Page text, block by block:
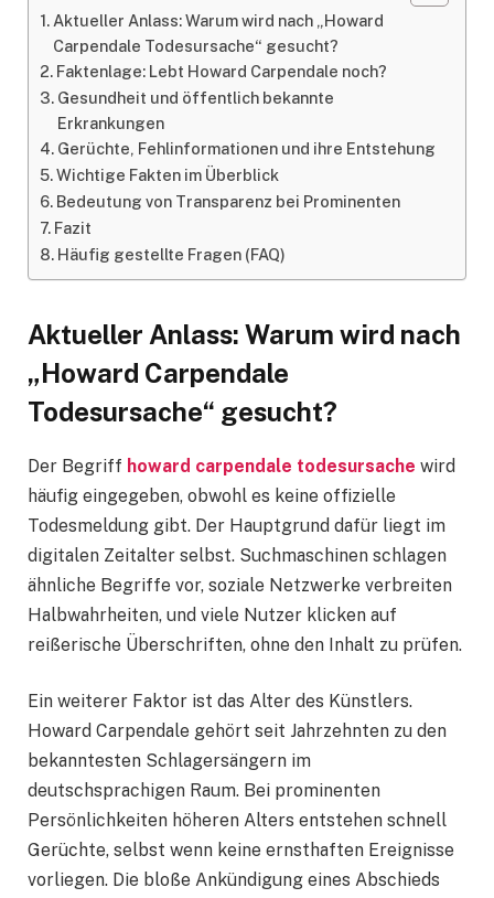
Aktueller Anlass: Warum wird nach „Howard
Carpendale Todesursache“ gesucht?
Faktenlage: Lebt Howard Carpendale noch?
Gesundheit und öffentlich bekannte
Erkrankungen
Gerüchte, Fehlinformationen und ihre Entstehung
Wichtige Fakten im Überblick
Bedeutung von Transparenz bei Prominenten
Fazit
Häufig gestellte Fragen (FAQ)
Aktueller Anlass: Warum wird nach
„Howard Carpendale
Todesursache“ gesucht?
Der Begriff howard carpendale todesursache wird
häufig eingegeben, obwohl es keine offizielle
Todesmeldung gibt. Der Hauptgrund dafür liegt im
digitalen Zeitalter selbst. Suchmaschinen schlagen
ähnliche Begriffe vor, soziale Netzwerke verbreiten
Halbwahrheiten, und viele Nutzer klicken auf
reißerische Überschriften, ohne den Inhalt zu prüfen.
Ein weiterer Faktor ist das Alter des Künstlers.
Howard Carpendale gehört seit Jahrzehnten zu den
bekanntesten Schlagersängern im
deutschsprachigen Raum. Bei prominenten
Persönlichkeiten höheren Alters entstehen schnell
Gerüchte, selbst wenn keine ernsthaften Ereignisse
vorliegen. Die bloße Ankündigung eines Abschieds